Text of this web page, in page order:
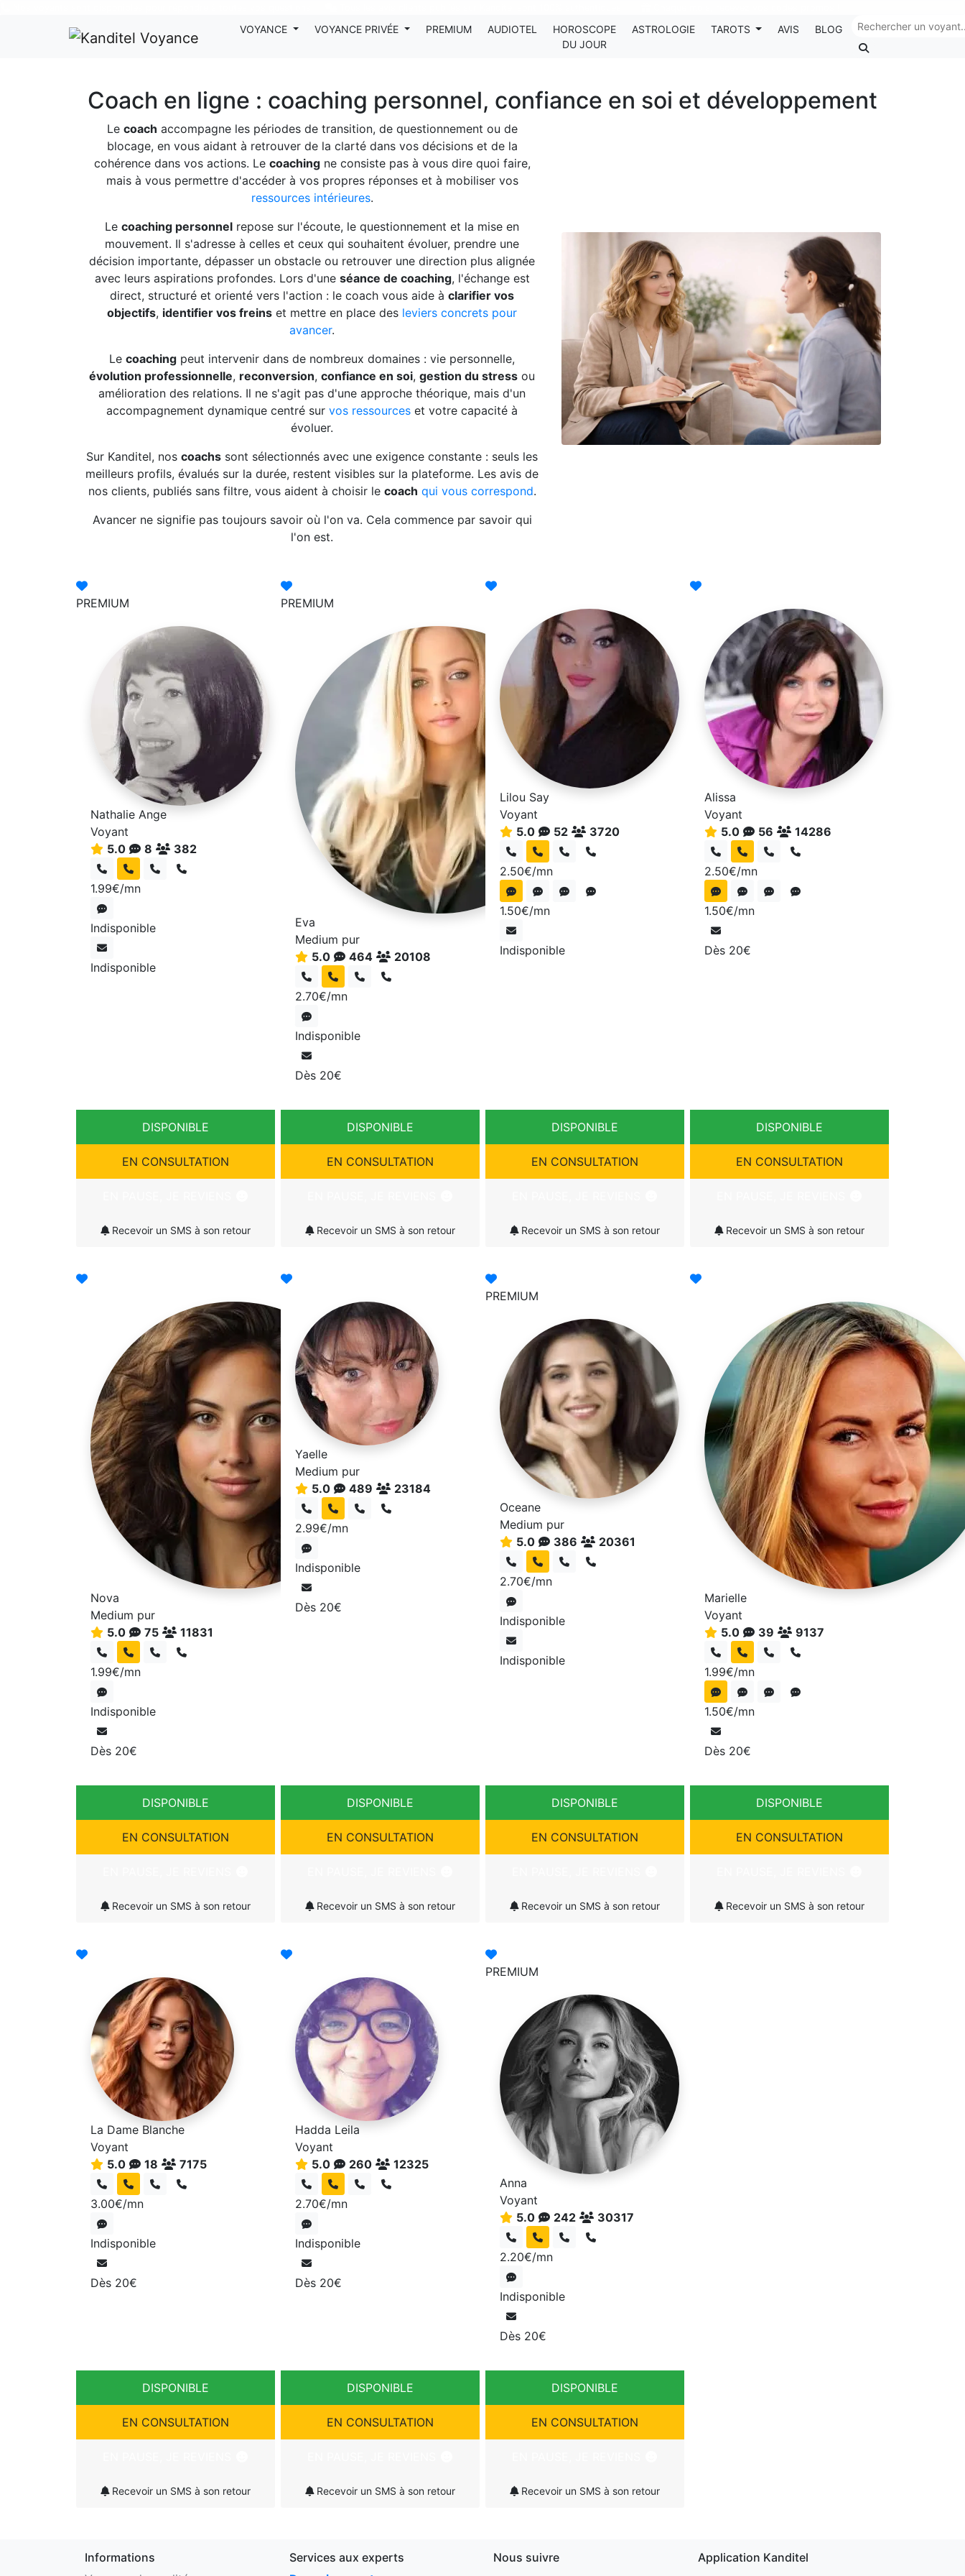
VOYANCE VOYANCE PRIVÉE PREMIUM AUDIOTEL
HOROSCOPE
DU JOUR
ASTROLOGIE TAROTS AVIS BLOG
Coach en ligne : coaching personnel, confiance en soi et développement
Le coach accompagne les périodes de transition, de questionnement ou de
blocage, en vous aidant à retrouver de la clarté dans vos décisions et de la
cohérence dans vos actions. Le coachingne consiste pas à vous dire quoi faire,
mais à vous permettre d'accéder à vos propres réponses et à mobiliser vos
ressources intérieures.
Le coaching personnel repose sur l'écoute, le questionnement et la mise en
mouvement. Il s'adresse à celles et ceux qui souhaitent évoluer, prendre une
décision importante, dépasser un obstacle ou retrouver une direction plus alignée
avec leurs aspirations profondes. Lors d'une séance de coaching, l'échange est
direct, structuré et orienté vers l'action : le coach vous aide à clarifier vos
objectifs, identifier vos freins et mettre en place des leviers concrets pour
avancer.
Le coaching peut intervenir dans de nombreux domaines : vie personnelle,
évolution professionnelle, reconversion, confiance en soi, gestion du stress ou
amélioration des relations. Il ne s'agit pas d'une approche théorique, mais d'un
accompagnement dynamique centré sur vos ressources et votre capacité à
évoluer.
Sur Kanditel, nos coachs sont sélectionnés avec une exigence constante : seuls les
meilleurs profils, évalués sur la durée, restent visibles sur la plateforme. Les avis de
nos clients, publiés sans filtre, vous aident à choisir le coach qui vous correspond.
Avancer ne signifie pas toujours savoir où l'on va. Cela commence par savoir qui
l'on est.
PREMIUM
Nathalie Ange
Voyant
5.0
8 382
1.99€/mn
Indisponible
Indisponible
DISPONIBLE
EN CONSULTATION
Recevoir un SMS à son retour
PREMIUM
Eva
Medium pur
5.0
464 20108
2.70€/mn
Indisponible
Dès 20€
DISPONIBLE
EN CONSULTATION
Recevoir un SMS à son retour
Lilou Say
Voyant
5.0
52 3720
2.50€/mn
1.50€/mn
Indisponible
DISPONIBLE
EN CONSULTATION
Recevoir un SMS à son retour
Alissa
Voyant
5.0
56 14286
2.50€/mn
1.50€/mn
Dès 20€
DISPONIBLE
EN CONSULTATION
Recevoir un SMS à son retour
Nova
Medium pur
5.0
75 11831
1.99€/mn
Indisponible
Dès 20€
DISPONIBLE
EN CONSULTATION
Recevoir un SMS à son retour
Yaelle
Medium pur
5.0
489 23184
2.99€/mn
Indisponible
Dès 20€
DISPONIBLE
EN CONSULTATION
Recevoir un SMS à son retour
PREMIUM
Oceane
Medium pur
5.0
386 20361
2.70€/mn
Indisponible
Indisponible
DISPONIBLE
EN CONSULTATION
Recevoir un SMS à son retour
Marielle
Voyant
5.0
39 9137
1.99€/mn
1.50€/mn
Dès 20€
DISPONIBLE
EN CONSULTATION
Recevoir un SMS à son retour
La Dame Blanche
Voyant
5.0
18 7175
3.00€/mn
Indisponible
Dès 20€
DISPONIBLE
EN CONSULTATION
Recevoir un SMS à son retour
Hadda Leila
Voyant
5.0
260 12325
2.70€/mn
Indisponible
Dès 20€
DISPONIBLE
EN CONSULTATION
Recevoir un SMS à son retour
PREMIUM
Anna
Voyant
5.0
242 30317
2.20€/mn
Indisponible
Dès 20€
DISPONIBLE
EN CONSULTATION
Recevoir un SMS à son retour
Informations
Services aux experts
Nous suivre Application Kanditel